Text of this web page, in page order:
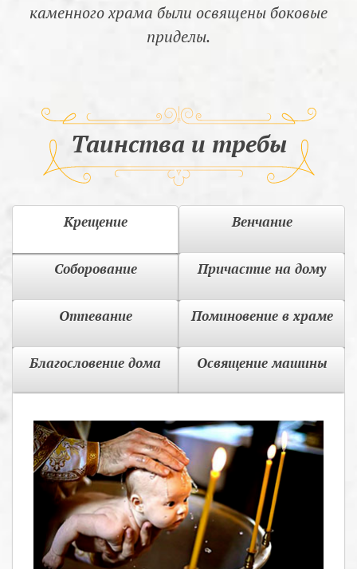
каменного храма были освящены боковые
приделы.
Таинства и требы
Крещение Венчание
Соборование Причастие на дому
Отпевание Поминовение в храме
Благословение дома Освящение машины